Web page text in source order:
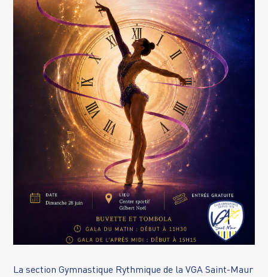
La section Gymnastique Rythmique de la VGA Saint-Maur